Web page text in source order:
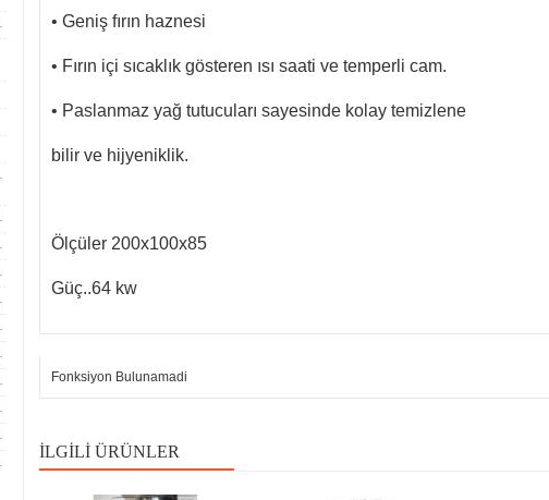
• Geniş fırın haznesi
• Fırın içi sıcaklık gösteren ısı saati ve temperli cam.
• Paslanmaz yağ tutucuları sayesinde kolay temizlene
bilir ve hijyeniklik.
Ölçüler 200x100x85
Güç..64 kw
Fonksiyon Bulunamadi
İLGILI ÜRÜNLER